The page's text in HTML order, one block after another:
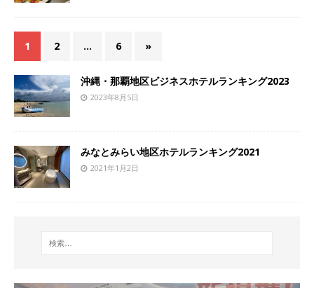
1 2 … 6 »
沖縄・那覇地区ビジネスホテルランキング2023
2023年8月5日
みなとみらい地区ホテルランキング2021
2021年1月2日